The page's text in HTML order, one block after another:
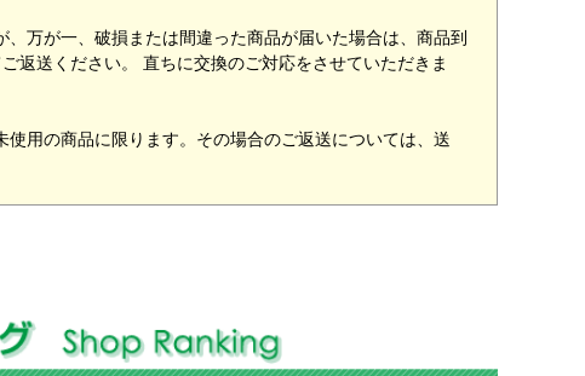
万が一、破損または間違った商品が届いた場合は、商品到
返送ください。 直ちに交換のご対応をさせていただきま
用の商品に限ります。その場合のご返送については、送